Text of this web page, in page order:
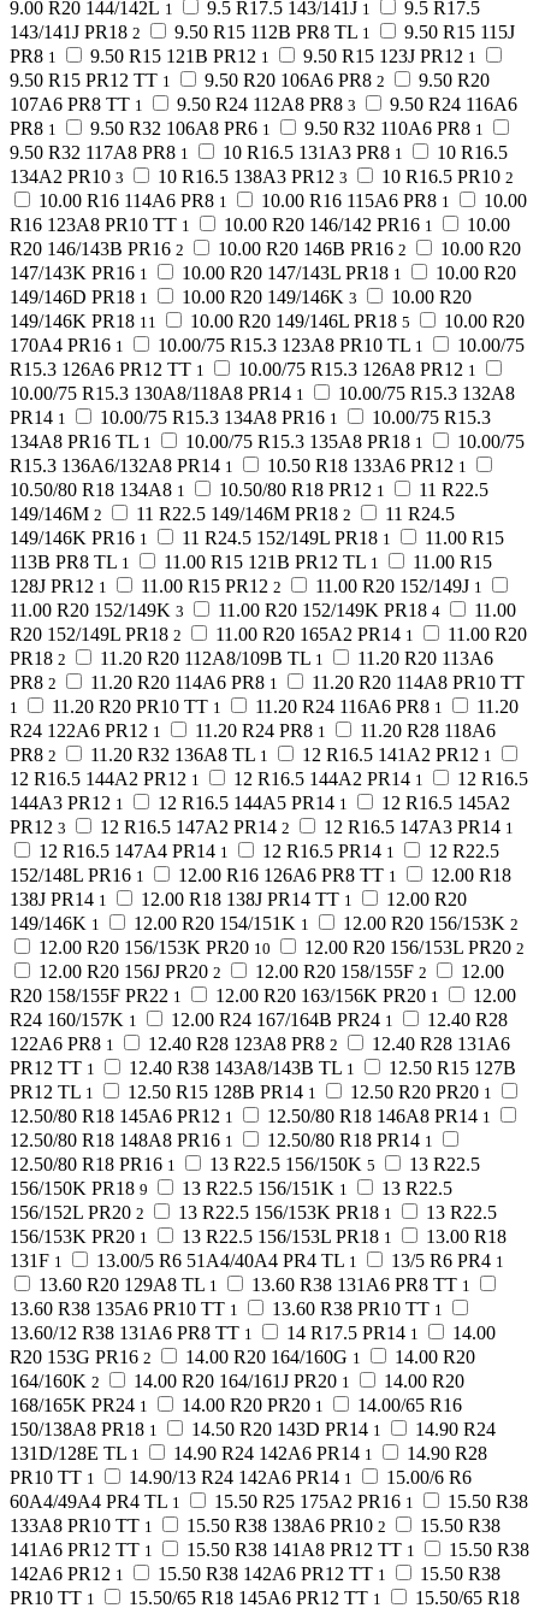
9.00 R20 144/142L 1 9.5 R17.5 143/141J 1
9.5 R17.5
143/141J PR18 2 9.50 R15 112B PR8 TL 1
9.50 R15 115J
PR8 1 9.50 R15 121B PR12 1 9.50 R15 123J PR12 1
9.50 R15 PR12 TT 1 9.50 R20 106A6 PR8 2
9.50 R20
107A6 PR8 TT 1 9.50 R24 112A8 PR8 3
9.50 R24 116A6
PR8 1 9.50 R32 106A8 PR6 1 9.50 R32 110A6 PR8 1
9.50 R32 117A8 PR8 1 10 R16.5 131A3 PR8 1
10 R16.5
134A2 PR10 3 10 R16.5 138A3 PR12 3 10 R16.5 PR10 2
10.00 R16 114A6 PR8 1 10.00 R16 115A6 PR8 1
10.00
R16 123A8 PR10 TT 1 10.00 R20 146/142 PR16 1
10.00
R20 146/143B PR16 2 10.00 R20 146B PR16 2
10.00 R20
147/143K PR16 1 10.00 R20 147/143L PR18 1
10.00 R20
149/146D PR18 1 10.00 R20 149/146K 3
10.00 R20
149/146K PR18 11 10.00 R20 149/146L PR18 5
10.00 R20
170A4 PR16 1 10.00/75 R15.3 123A8 PR10 TL 1
10.00/75
R15.3 126A6 PR12 TT 1 10.00/75 R15.3 126A8 PR12 1
10.00/75 R15.3 130A8/118A8 PR14 1
10.00/75 R15.3 132A8
PR14 1 10.00/75 R15.3 134A8 PR16 1
10.00/75 R15.3
134A8 PR16 TL 1 10.00/75 R15.3 135A8 PR18 1
10.00/75
R15.3 136A6/132A8 PR14 1 10.50 R18 133A6 PR12 1
10.50/80 R18 134A8 1 10.50/80 R18 PR12 1
11 R22.5
149/146M 2 11 R22.5 149/146M PR18 2
11 R24.5
149/146K PR16 1 11 R24.5 152/149L PR18 1
11.00 R15
113B PR8 TL 1 11.00 R15 121B PR12 TL 1
11.00 R15
128J PR12 1 11.00 R15 PR12 2 11.00 R20 152/149J 1
11.00 R20 152/149K 3 11.00 R20 152/149K PR18 4
11.00
R20 152/149L PR18 2 11.00 R20 165A2 PR14 1
11.00 R20
PR18 2 11.20 R20 112A8/109B TL 1
11.20 R20 113A6
PR8 2 11.20 R20 114A6 PR8 1 11.20 R20 114A8 PR10 TT
1 11.20 R20 PR10 TT 1 11.20 R24 116A6 PR8 1
11.20
R24 122A6 PR12 1 11.20 R24 PR8 1
11.20 R28 118A6
PR8 2 11.20 R32 136A8 TL 1 12 R16.5 141A2 PR12 1
12 R16.5 144A2 PR12 1 12 R16.5 144A2 PR14 1
12 R16.5
144A3 PR12 1 12 R16.5 144A5 PR14 1
12 R16.5 145A2
PR12 3 12 R16.5 147A2 PR14 2 12 R16.5 147A3 PR14 1
12 R16.5 147A4 PR14 1 12 R16.5 PR14 1
12 R22.5
152/148L PR16 1 12.00 R16 126A6 PR8 TT 1
12.00 R18
138J PR14 1 12.00 R18 138J PR14 TT 1
12.00 R20
149/146K 1 12.00 R20 154/151K 1 12.00 R20 156/153K 2
12.00 R20 156/153K PR20 10 12.00 R20 156/153L PR20 2
12.00 R20 156J PR20 2 12.00 R20 158/155F 2
12.00
R20 158/155F PR22 1 12.00 R20 163/156K PR20 1
12.00
R24 160/157K 1 12.00 R24 167/164B PR24 1
12.40 R28
122A6 PR8 1 12.40 R28 123A8 PR8 2
12.40 R28 131A6
PR12 TT 1 12.40 R38 143A8/143B TL 1
12.50 R15 127B
PR12 TL 1 12.50 R15 128B PR14 1 12.50 R20 PR20 1
12.50/80 R18 145A6 PR12 1 12.50/80 R18 146A8 PR14 1
12.50/80 R18 148A8 PR16 1 12.50/80 R18 PR14 1
12.50/80 R18 PR16 1 13 R22.5 156/150K 5
13 R22.5
156/150K PR18 9 13 R22.5 156/151K 1
13 R22.5
156/152L PR20 2 13 R22.5 156/153K PR18 1
13 R22.5
156/153K PR20 1 13 R22.5 156/153L PR18 1
13.00 R18
131F 1 13.00/5 R6 51A4/40A4 PR4 TL 1 13/5 R6 PR4 1
13.60 R20 129A8 TL 1 13.60 R38 131A6 PR8 TT 1
13.60 R38 135A6 PR10 TT 1 13.60 R38 PR10 TT 1
13.60/12 R38 131A6 PR8 TT 1 14 R17.5 PR14 1
14.00
R20 153G PR16 2 14.00 R20 164/160G 1
14.00 R20
164/160K 2 14.00 R20 164/161J PR20 1
14.00 R20
168/165K PR24 1 14.00 R20 PR20 1
14.00/65 R16
150/138A8 PR18 1 14.50 R20 143D PR14 1
14.90 R24
131D/128E TL 1 14.90 R24 142A6 PR14 1
14.90 R28
PR10 TT 1 14.90/13 R24 142A6 PR14 1
15.00/6 R6
60A4/49A4 PR4 TL 1 15.50 R25 175A2 PR16 1
15.50 R38
133A8 PR10 TT 1 15.50 R38 138A6 PR10 2
15.50 R38
141A6 PR12 TT 1 15.50 R38 141A8 PR12 TT 1
15.50 R38
142A6 PR12 1 15.50 R38 142A6 PR12 TT 1
15.50 R38
PR10 TT 1 15.50/65 R18 145A6 PR12 TT 1 15.50/65 R18